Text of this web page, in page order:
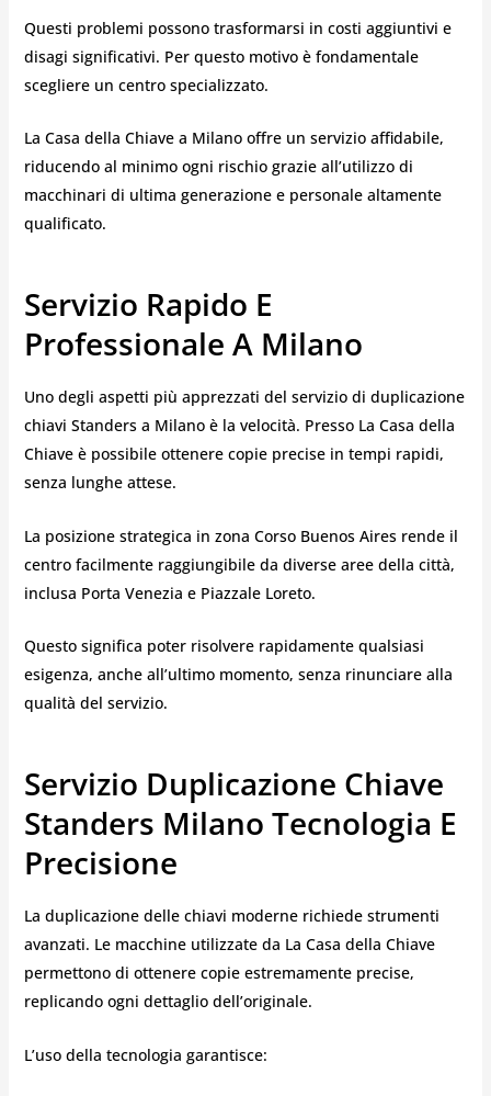
Questi problemi possono trasformarsi in costi aggiuntivi e
disagi significativi. Per questo motivo è fondamentale
scegliere un centro specializzato.
La Casa della Chiave a Milano offre un servizio affidabile,
riducendo al minimo ogni rischio grazie all’utilizzo di
macchinari di ultima generazione e personale altamente
qualificato.
Servizio Rapido E
Professionale A Milano
Uno degli aspetti più apprezzati del servizio di duplicazione
chiavi Standers a Milano è la velocità. Presso La Casa della
Chiave è possibile ottenere copie precise in tempi rapidi,
senza lunghe attese.
La posizione strategica in zona Corso Buenos Aires rende il
centro facilmente raggiungibile da diverse aree della città,
inclusa Porta Venezia e Piazzale Loreto.
Questo significa poter risolvere rapidamente qualsiasi
esigenza, anche all’ultimo momento, senza rinunciare alla
qualità del servizio.
Servizio Duplicazione Chiave
Standers Milano Tecnologia E
Precisione
La duplicazione delle chiavi moderne richiede strumenti
avanzati. Le macchine utilizzate da La Casa della Chiave
permettono di ottenere copie estremamente precise,
replicando ogni dettaglio dell’originale.
L’uso della tecnologia garantisce: